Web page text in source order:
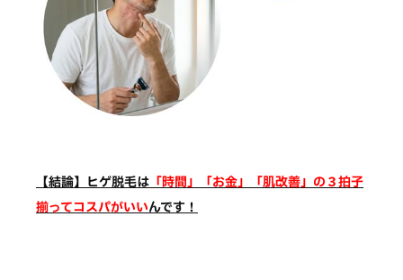
【結論】ヒゲ脱毛は 「時間」「お金」「肌改善」の３拍子
揃ってコスパがいいんです！